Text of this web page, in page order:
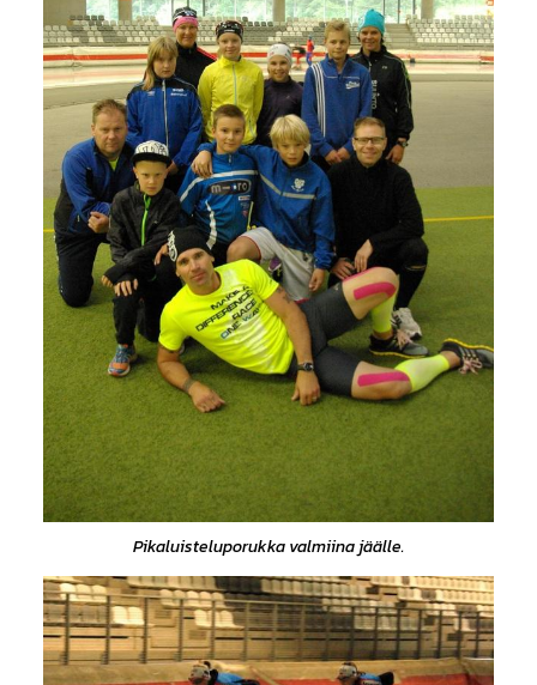
Pikaluisteluporukka valmiina jäälle.